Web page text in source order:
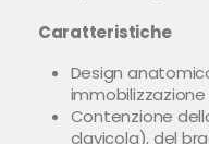
Caratteristiche
Design
immobilizzazione
Contenzione
clavicola), del